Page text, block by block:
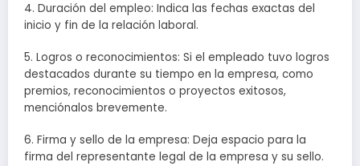
4. Duración del empleo: Indica las fechas exactas del
inicio y fin de la relación laboral.
5. Logros o reconocimientos: Si el empleado tuvo logros
destacados durante su tiempo en la empresa, como
premios, reconocimientos o proyectos exitosos,
menciónalos brevemente.
6. Firma y sello de la empresa: Deja espacio para la
firma del representante legal de la empresa y su sello.